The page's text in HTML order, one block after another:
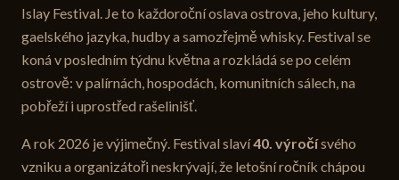
Islay Festival. Je to každoroční oslava ostrova, jeho kultury,
gaelského jazyka, hudby a samozřejmě whisky. Festival se
koná v posledním týdnu května a rozkládá se po celém
ostrově: v palírnách, hospodách, komunitních sálech, na
pobřeží i uprostřed rašelinišť.
A rok 2026 je výjimečný. Festival slaví40. výročísvého
vzniku a organizátoři neskrývají, že letošní ročník chápou